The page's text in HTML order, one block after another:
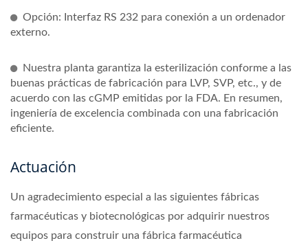
Opción: Interfaz RS 232 para conexión a un ordenador
externo.
Nuestra planta garantiza la esterilización conforme a las
buenas prácticas de fabricación para LVP, SVP, etc., y de
acuerdo con las cGMP emitidas por la FDA. En resumen,
ingeniería de excelencia combinada con una fabricación
eficiente.
Actuación
Un agradecimiento especial a las siguientes fábricas
farmacéuticas y biotecnológicas por adquirir nuestros
equipos para construir una fábrica farmacéutica